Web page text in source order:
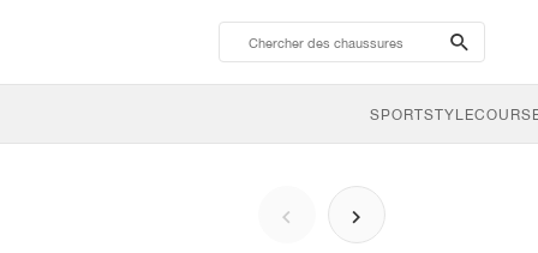
search-
btn
SPORTSTYLE